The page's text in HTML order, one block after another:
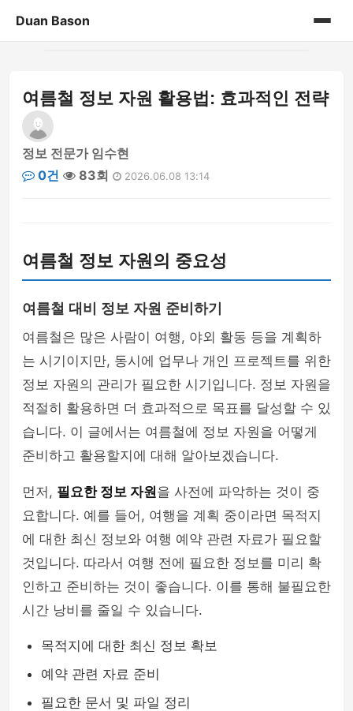
Duan Bason
게시판
여름철 정보 자원 활용법: 효과적인 전략
정보 전문가 임수현
0건
83회 2026.06.08 13:14
여름철 정보 자원의 중요성
여름철 대비 정보 자원 준비하기
여름철은 많은 사람이 여행, 야외 활동 등을 계획하
는 시기이지만, 동시에 업무나 개인 프로젝트를 위한
정보 자원의 관리가 필요한 시기입니다. 정보 자원을
적절히 활용하면 더 효과적으로 목표를 달성할 수 있
습니다. 이 글에서는 여름철에 정보 자원을 어떻게
준비하고 활용할지에 대해 알아보겠습니다.
먼저, 필요한 정보 자원을 사전에 파악하는 것이 중
요합니다. 예를 들어, 여행을 계획 중이라면 목적지
에 대한 최신 정보와 여행 예약 관련 자료가 필요할
것입니다. 따라서 여행 전에 필요한 정보를 미리 확
인하고 준비하는 것이 좋습니다. 이를 통해 불필요한
시간 낭비를 줄일 수 있습니다.
목적지에 대한 최신 정보 확보
예약 관련 자료 준비
필요한 문서 및 파일 정리